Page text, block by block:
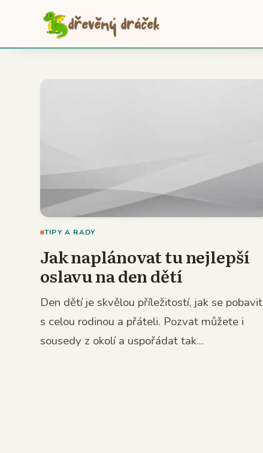
Jak naplánovat tu nejlepší
oslavu na den dětí
Den dětí je skvělou příležitostí, jak se pobavit
s celou rodinou a přáteli. Pozvat můžete i
sousedy z okolí a uspořádat tak...
TIPY A RADY